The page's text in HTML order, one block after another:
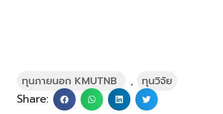
ทุนภายนอก KMUTNB , ทุนวิจัย